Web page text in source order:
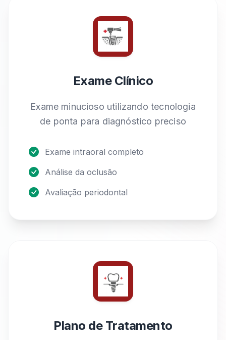
Exame Clínico
Exame minucioso utilizando tecnologia
de ponta para diagnóstico preciso
Exame intraoral completo
Análise da oclusão
Avaliação periodontal
Plano de Tratamento